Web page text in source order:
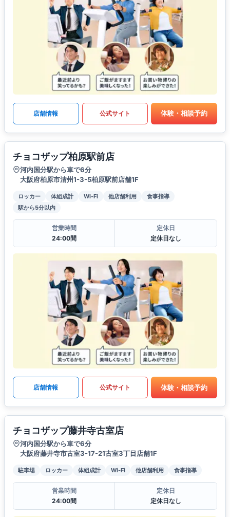
店舗情報 公式サイト 体験・相談予約
チョコザップ柏原駅前店
河内国分駅から車で6分
大阪府柏原市清州1-3-5柏原駅前店舗1F
ロッカー 体組成計 Wi-Fi 他店舗利用
食事指導
駅から5分以内
営業時間
24:00間
定休日
定休日なし
店舗情報 公式サイト 体験・相談予約
チョコザップ藤井寺古室店
河内国分駅から車で6分
大阪府藤井寺市古室3-17-21古室3丁目店舗1F
駐車場 ロッカー 体組成計 Wi-Fi 他店舗利用 食事指導
営業時間
24:00間
定休日
定休日なし